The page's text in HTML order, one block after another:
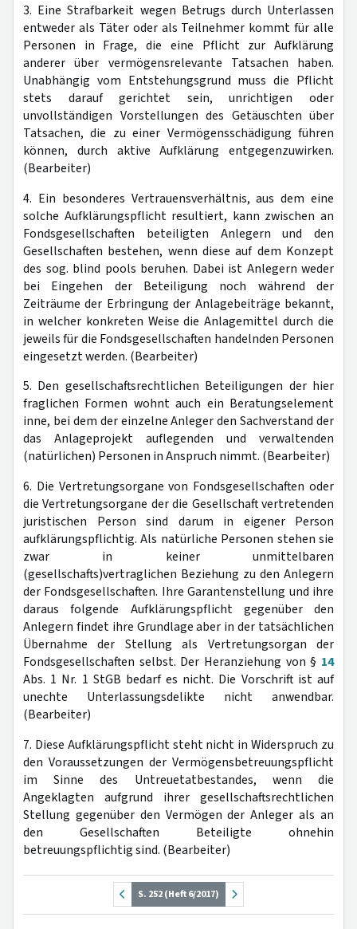
3. Eine Strafbarkeit wegen Betrugs durch Unterlassen
entweder als Täter oder als Teilnehmer kommt für alle
Personen in Frage, die eine Pflicht zur Aufklärung
anderer über vermögensrelevante Tatsachen haben.
Unabhängig vom Entstehungsgrund muss die Pflicht
stets darauf gerichtet sein, unrichtigen oder
unvollständigen Vorstellungen des Getäuschten über
Tatsachen, die zu einer Vermögensschädigung führen
können, durch aktive Aufklärung entgegenzuwirken.
(Bearbeiter)
4. Ein besonderes Vertrauensverhältnis, aus dem eine
solche Aufklärungspflicht resultiert, kann zwischen an
Fondsgesellschaften beteiligten Anlegern und den
Gesellschaften bestehen, wenn diese auf dem Konzept
des sog. blind pools beruhen. Dabei ist Anlegern weder
bei Eingehen der Beteiligung noch während der
Zeiträume der Erbringung der Anlagebeiträge bekannt,
in welcher konkreten Weise die Anlagemittel durch die
jeweils für die Fondsgesellschaften handelnden Personen
eingesetzt werden. (Bearbeiter)
5. Den gesellschaftsrechtlichen Beteiligungen der hier
fraglichen Formen wohnt auch ein Beratungselement
inne, bei dem der einzelne Anleger den Sachverstand der
das Anlageprojekt auflegenden und verwaltenden
(natürlichen) Personen in Anspruch nimmt. (Bearbeiter)
6. Die Vertretungsorgane von Fondsgesellschaften oder
die Vertretungsorgane der die Gesellschaft vertretenden
juristischen Person sind darum in eigener Person
aufklärungspflichtig. Als natürliche Personen stehen sie
zwar in keiner unmittelbaren
(gesellschafts)vertraglichen Beziehung zu den Anlegern
der Fondsgesellschaften. Ihre Garantenstellung und ihre
daraus folgende Aufklärungspflicht gegenüber den
Anlegern findet ihre Grundlage aber in der tatsächlichen
Übernahme der Stellung als Vertretungsorgan der
Fondsgesellschaften selbst. Der Heranziehung von § 14
Abs. 1 Nr. 1 StGB bedarf es nicht. Die Vorschrift ist auf
unechte Unterlassungsdelikte nicht anwendbar.
(Bearbeiter)
7. Diese Aufklärungspflicht steht nicht in Widerspruch zu
den Voraussetzungen der Vermögensbetreuungspflicht
im Sinne des Untreuetatbestandes, wenn die
Angeklagten aufgrund ihrer gesellschaftsrechtlichen
Stellung gegenüber den Vermögen der Anleger als an
den Gesellschaften Beteiligte ohnehin
betreuungspflichtig sind. (Bearbeiter)
S. 252 (Heft 6/2017)